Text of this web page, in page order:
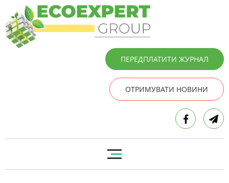
ПЕРЕДПЛАТИТИ ЖУРНАЛ
ОТРИМУВАТИ НОВИНИ